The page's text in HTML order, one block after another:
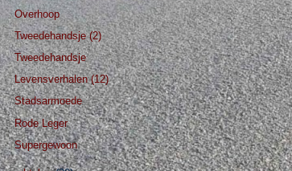
Overhoop
Tweedehandsje (2)
Tweedehandsje
Levensverhalen (12)
Stadsarmoede
Rode Leger
Supergewoon